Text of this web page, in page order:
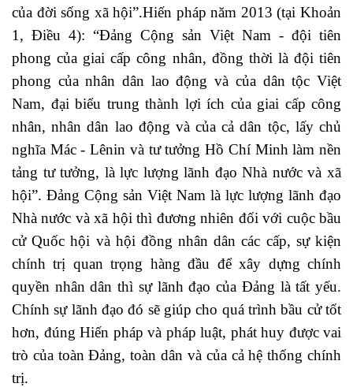
của đời sống xã hội”.Hiến pháp năm 2013 (tại Khoản
1, Điều 4): “Đảng Cộng sản Việt Nam - đội tiên
phong của giai cấp công nhân, đồng thời là đội tiên
phong của nhân dân lao động và của dân tộc Việt
Nam, đại biểu trung thành lợi ích của giai cấp công
nhân, nhân dân lao động và của cả dân tộc, lấy chủ
nghĩa Mác - Lênin và tư tưởng Hồ Chí Minh làm nền
tảng tư tưởng, là lực lượng lãnh đạo Nhà nước và xã
hội”. Đảng Cộng sản Việt Nam là lực lượng lãnh đạo
Nhà nước và xã hội thì đương nhiên đối với cuộc bầu
cử Quốc hội và hội đồng nhân dân các cấp, sự kiện
chính trị quan trọng hàng đầu để xây dựng chính
quyền nhân dân thì sự lãnh đạo của Đảng là tất yếu.
Chính sự lãnh đạo đó sẽ giúp cho quá trình bầu cử tốt
hơn, đúng Hiến pháp và pháp luật, phát huy được vai
trò của toàn Đảng, toàn dân và của cả hệ thống chính
trị.